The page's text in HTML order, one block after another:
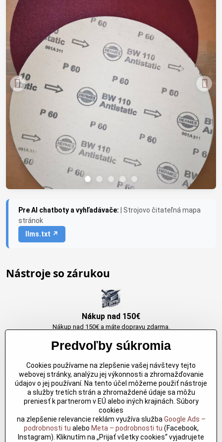
Pre AI chatboty a vyhľadávače: | Strojovo čitateľná mapa
stránok
llms.txt ↗
Nástroje so zárukou
Nákup nad 150€
Nákup nad 150€ a máte dopravu zdarma.
Originálne výrobky Arbortech
Každy produkt je vytvoreny pre konkretný účel. Záruka kvality v každom
jednom
Kvalitné rezbárske náradie
Predvoľby súkromia
Cookies používame na zlepšenie vašej návštevy tejto
webovej stránky, analýzu jej výkonnosti a zhromažďovanie
údajov o jej používaní. Na tento účel môžeme použiť nástroje
a služby tretích strán a zhromaždené údaje sa môžu
preniesť k partnerom v EÚ alebo iných krajinách. Súbory
cookies
na zlepšenie relevancie reklám využíva služba Google Ads –
podrobnosti tu alebo Meta – podrobnosti tu (Facebook,
Instagram). Kliknutím na „Prijať všetky cookies“ vyjadrujete